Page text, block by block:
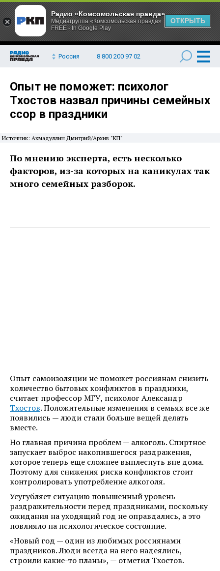
Россия 8 800 200 97 02
Опыт не поможет: психолог
Тхостов назвал причины семейных
ссор в праздники
Источник: Ахмадуллин Дмитрий/Архив "КП"
По мнению эксперта, есть несколько
факторов, из-за которых на каникулах так
много семейных разборок.
Опыт самоизоляции не поможет россиянам снизить
количество бытовых конфликтов в праздники,
считает профессор МГУ, психолог Александр
Тхостов. Положительные изменения в семьях все же
появились — люди стали больше вещей делать
вместе.
Но главная причина проблем — алкоголь. Спиртное
запускает выброс накопившегося раздражения,
которое теперь еще сложнее выплеснуть вне дома.
Поэтому для снижения риска конфликтов стоит
контролировать употребление алкоголя.
Усугубляет ситуацию повышенный уровень
раздражительности перед праздниками, поскольку
ожидания на уходящий год не оправдались, а это
повлияло на психологическое состояние.
«Новый год — один из любимых россиянами
праздников. Люди всегда на него надеялись,
строили какие-то планы», — отметил Тхостов.
Радио «Комсомольская правда»
Медиагруппа «Комсомольская правда»
FREE - In Google Play
ОТКРЫТЬ